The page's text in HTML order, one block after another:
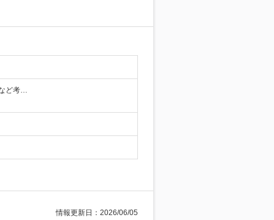
ど考…
情報更新日：2026/06/05